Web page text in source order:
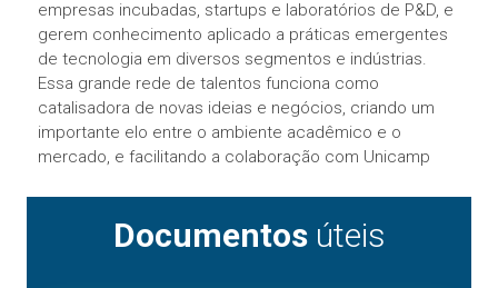
empresas incubadas, startups e laboratórios de P&D, e
gerem conhecimento aplicado a práticas emergentes
de tecnologia em diversos segmentos e indústrias.
Essa grande rede de talentos funciona como
catalisadora de novas ideias e negócios, criando um
importante elo entre o ambiente acadêmico e o
mercado, e facilitando a colaboração com Unicamp
Documentosúteis